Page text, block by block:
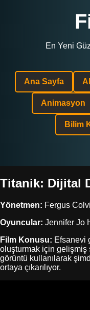
En Yeni
Ana Sayfa
Animasyon
Bilim
Titanik: Dijital
Yönetmen: Fergus
Oyuncular: Jennifer Jo
Film Konusu: Efsanevi
oluşturmak için gelişmiş
görüntü kullanılarak
ortaya çıkarılıyor.